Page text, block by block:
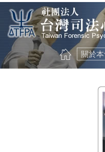
關於